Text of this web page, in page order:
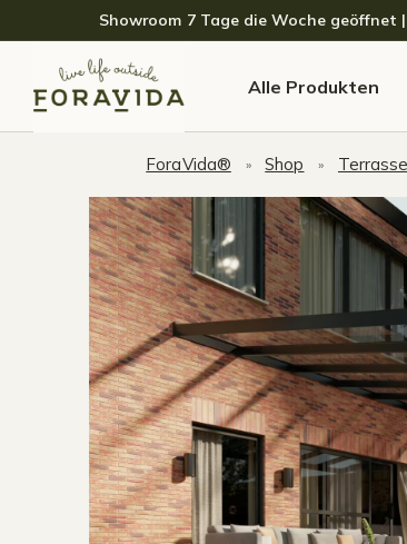
Skip to navigation
Skip to contentShowroom 7 Tage die Woche geöffnet |
Alle Produkten
ForaVida® » Shop »